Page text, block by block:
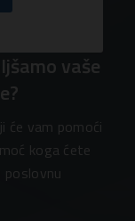
vaše
će vam pomoći
koga ćete